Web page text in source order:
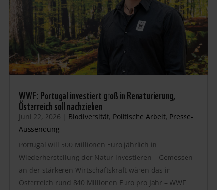
WWF: Portugal investiert groß in Renaturierung,
Österreich soll nachziehen
Juni 22, 2026 | Biodiversität, Politische Arbeit, Presse-
Aussendung
Portugal will 500 Millionen Euro jährlich in
Wiederherstellung der Natur investieren – Gemessen
an der stärkeren Wirtschaftskraft wären das in
Österreich rund 840 Millionen Euro pro Jahr – WWF